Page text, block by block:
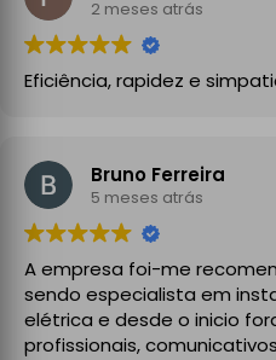
2 meses atrás
Eficiência, rapidez e
Bruno Ferreira
5 meses atrás
A empresa foi-me
sendo especialista em
elétrica e desde o inicio
profissionais,